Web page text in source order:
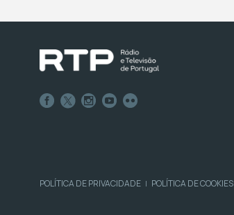
POLÍTICA DE PRIVACIDADE | POLÍTICA DE COOKIES